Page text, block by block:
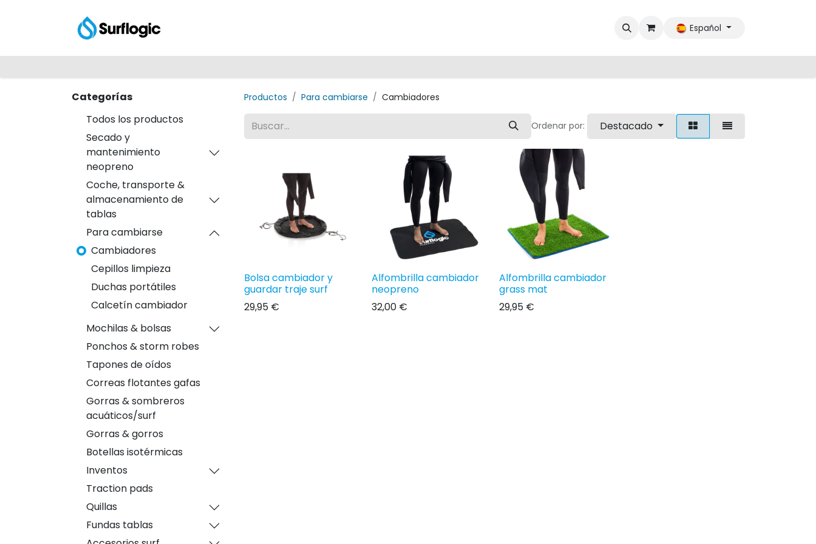
Español
Categorías
Todos los productos
Secado y
mantenimiento
neopreno
Coche, transporte &
almacenamiento de
tablas
Para cambiarse
Cambiadores
Cepillos limpieza
Duchas portátiles
Calcetín cambiador
Mochilas & bolsas
Ponchos & storm robes
Tapones de oídos
Correas flotantes gafas
Gorras & sombreros
acuáticos/surf
Gorras & gorros
Botellas isotérmicas
Inventos
Traction pads
Quillas
Fundas tablas
Productos Para cambiarse Cambiadores
Ordenar por: Destacado
Bolsa cambiador y
guardar traje surf
29,95 €
Alfombrilla cambiador
neopreno
32,00 €
Alfombrilla cambiador
grass mat
29,95 €